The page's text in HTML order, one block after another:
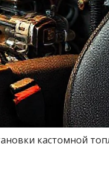
кастомной